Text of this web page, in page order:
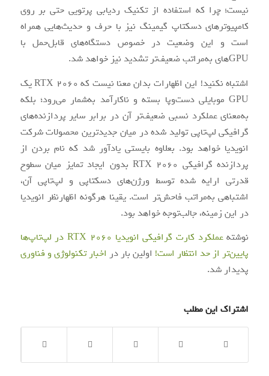
نیست؛ چرا که استفاده از تکنیک ردیابی پرتویی حتی بر روی
کامپیوترهای دسکتاپ گیمینگ نیز با حرف و حدیث‌هایی همراه
است و این وضعیت در خصوص دستگاه‌های قابل‌حمل با
GPUهای به‌مراتب ضعیف‌تر تشدید نیز خواهد شد.
اشتباه نکنید! این اظهارات بدان معنا نیست که RTX 2060 یک
GPU موبایلی دست‌وپا بسته و ناکارآمد به‌شمار می‌رود؛ بلکه
به‌معنای عملکرد نسبی ضعیف‌تر آن در برابر سایر پردازنده‌های
گرافیکی لپ‌تاپی تولید شده در میان جدیدترین محصولات شرکت
انویدیا خواهد بود. بعلاوه بایستی یادآور شد که نام بردن از
پردازنده گرافیکی RTX 2060 بدون ایجاد تمایز میان سطوح
قدرتی ارایه شده توسط ورژن‌های دسکتاپی و لپ‌تاپی آن،
اشتباهی به‌مراتب فاحش‌تر است. یقینا هرگونه اظهارنظر انویدیا
در این زمینه، جالب‌توجه خواهد بود.
نوشته
عملکرد کارت گرافیکی انویدیا RTX 2060 در لپ‌تاپ‌ها
پایین‌تر از حد انتظار است! اولین بار در اخبار تکنولوژی و فناوری
پدیدار شد.
اشتراک این مطلب